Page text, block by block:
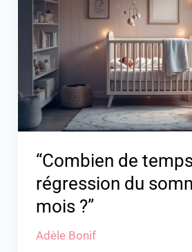
“Combien de
régression du
mois ?”
Adèle Bonif
dure
la
régression
du
sommeil
à
4
?”